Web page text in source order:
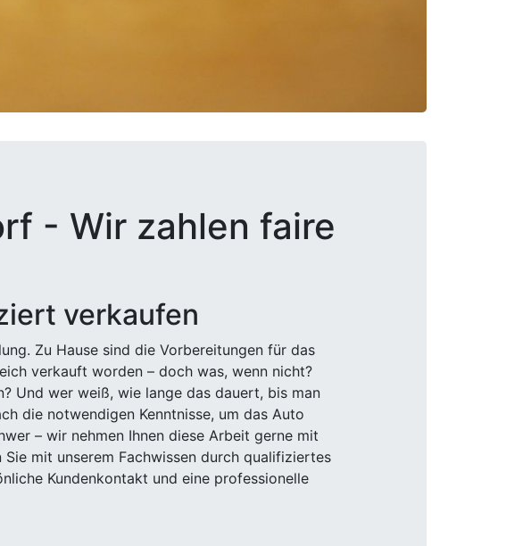
- Wir zahlen faire
verkaufen
Zu Hause sind die Vorbereitungen für das
verkauft worden – doch was, wenn nicht?
Und wer weiß, wie lange das dauert, bis man
die notwendigen Kenntnisse, um das Auto
– wir nehmen Ihnen diese Arbeit gerne mit
mit unserem Fachwissen durch qualifiziertes
Kundenkontakt und eine professionelle